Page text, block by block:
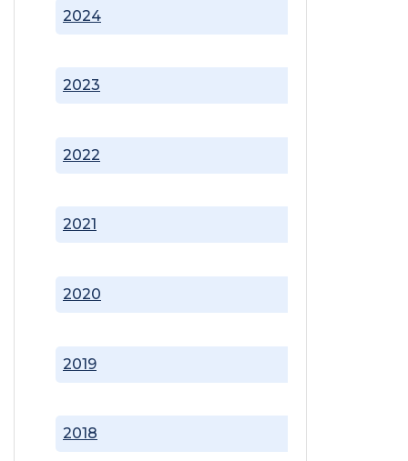
2018
2019
2020
2021
2022
2023
2024